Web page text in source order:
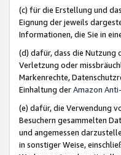
(c) für die Erstellung und
Eignung der jeweils
Informationen, die Sie in
(d) dafür, dass die Nutzung
Verletzung oder
Markenrechte,
Einhaltung derAmazon
(e) dafür, die Verwendung
Besuchern gesammelten
und angemessen
in sonstiger Weise,